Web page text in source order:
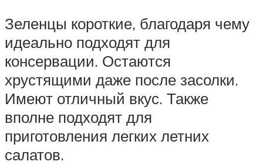
Зеленцы короткие, благодаря чему
идеально подходят для
консервации. Остаются
хрустящими даже после засолки.
Имеют отличный вкус. Также
вполне подходят для
приготовления легких летних
салатов.